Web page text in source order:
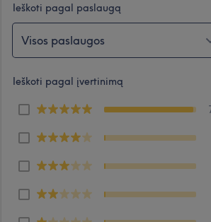
Ieškoti pagal paslaugą
Visos paslaugos
Ieškoti pagal įvertinimą